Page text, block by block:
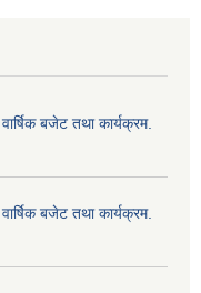
बजेट तथा कार्यक्रम.
बजेट तथा कार्यक्रम.